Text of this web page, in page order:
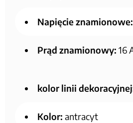
Napięcie znamionowe:
Prąd znamionowy: 16
kolor linii
Kolor: antracyt